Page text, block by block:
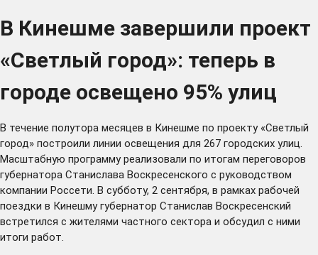
В Кинешме завершили проект
«Светлый город»: теперь в
городе освещено 95% улиц
В течение полутора месяцев в Кинешме по проекту «Светлый
город» построили линии освещения для 267 городских улиц.
Масштабную программу реализовали по итогам переговоров
губернатора Станислава Воскресенского с руководством
компании Россети. В субботу, 2 сентября, в рамках рабочей
поездки в Кинешму губернатор Станислав Воскресенский
встретился с жителями частного сектора и обсудил с ними
итоги работ.